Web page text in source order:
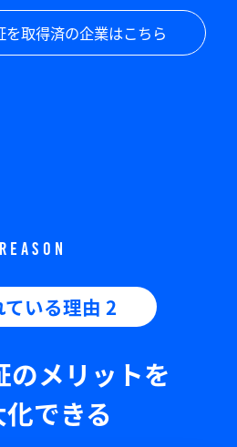
を取得済の企業はこちら
REASON
いる理由 2
のメリットを
できる